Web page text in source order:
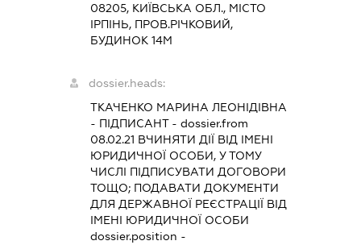
08205, КИЇВСЬКА ОБЛ., МІСТО
ІРПІНЬ, ПРОВ.РІЧКОВИЙ,
БУДИНОК 14М
dossier.heads:
ТКАЧЕНКО МАРИНА ЛЕОНІДІВНА
- ПІДПИСАНТ- dossier.from
08.02.21 ВЧИНЯТИ ДІЇ ВІД ІМЕНІ
ЮРИДИЧНОЇ ОСОБИ, У ТОМУ
ЧИСЛІ ПІДПИСУВАТИ ДОГОВОРИ
ТОЩО; ПОДАВАТИ ДОКУМЕНТИ
ДЛЯ ДЕРЖАВНОЇ РЕЄСТРАЦІЇ ВІД
ІМЕНІ ЮРИДИЧНОЇ ОСОБИ
dossier.position -